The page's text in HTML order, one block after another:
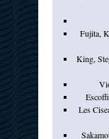
Fujita,
King,
Les